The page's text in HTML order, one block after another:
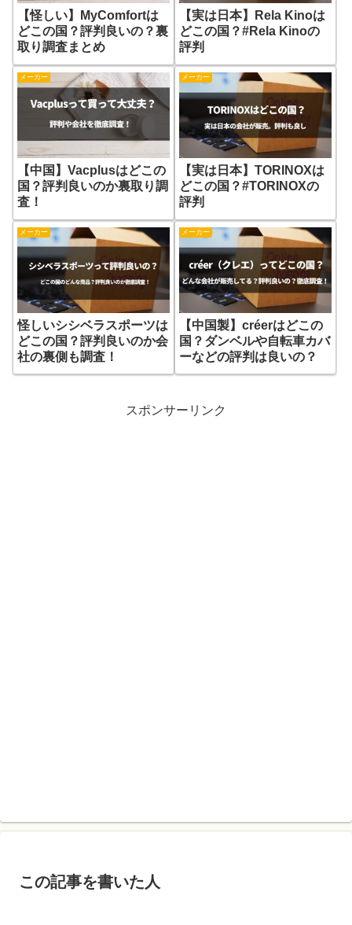
【怪しい】MyComfortは
どこの国？評判良いの？裏
取り調査まとめ
【実は日本】Rela Kinoは
どこの国？#Rela Kinoの
評判
メーカー
【中国】Vacplusはどこの
国？評判良いのか裏取り調
査！
メーカー
【実は日本】TORINOXは
どこの国？#TORINOXの
評判
メーカー
怪しいシシベラスポーツは
どこの国？評判良いのか会
社の裏側も調査！
メーカー
【中国製】créerはどこの
国？ダンベルや自転車カバ
ーなどの評判は良いの？
スポンサーリンク
この記事を書いた人